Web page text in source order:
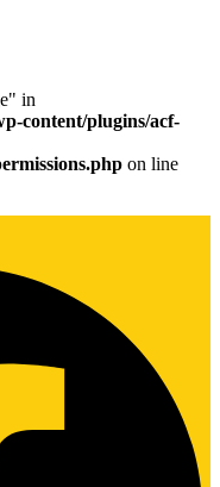
in
content/plugins/acf-
on line